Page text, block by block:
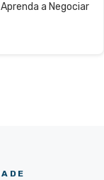
a Negociar